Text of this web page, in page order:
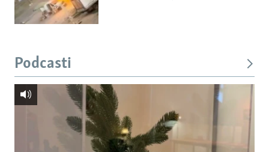
Podcasti